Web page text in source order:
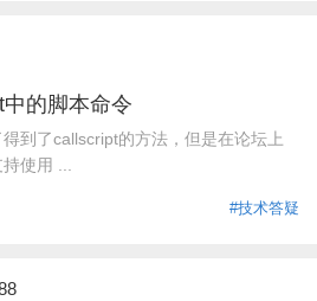
的脚本命令
到了callscript的方法，但是在论坛上
使用 ...
#技术答疑